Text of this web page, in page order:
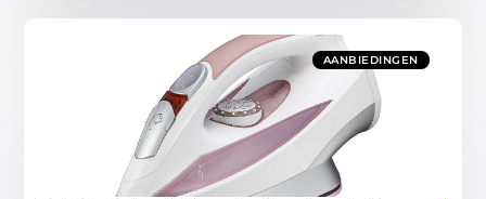
AANBIEDINGEN